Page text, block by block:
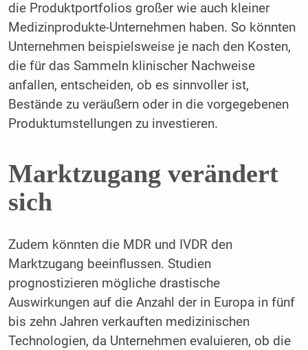
die Produktportfolios großer wie auch kleiner
Medizinprodukte-Unternehmen haben. So könnten
Unternehmen beispielsweise je nach den Kosten,
die für das Sammeln klinischer Nachweise
anfallen, entscheiden, ob es sinnvoller ist,
Bestände zu veräußern oder in die vorgegebenen
Produktumstellungen zu investieren.
Marktzugang verändert
sich
Zudem könnten die MDR und IVDR den
Marktzugang beeinflussen. Studien
prognostizieren mögliche drastische
Auswirkungen auf die Anzahl der in Europa in fünf
bis zehn Jahren verkauften medizinischen
Technologien, da Unternehmen evaluieren, ob die